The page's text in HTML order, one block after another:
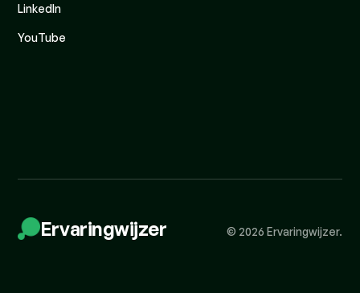
LinkedIn
YouTube
Ervaringwijzer © 2026 Ervaringwijzer.